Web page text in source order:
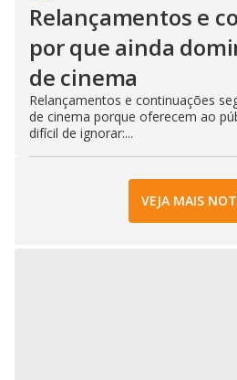
Relançamentos e
por que ainda
de cinema
Relançamentos e continuações
de cinema porque oferecem ao
difícil de ignorar:...
VEJA MAIS